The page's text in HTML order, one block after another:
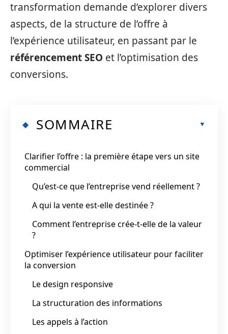
transformation demande d’explorer divers
aspects, de la structure de l’offre à
l’expérience utilisateur, en passant par le
référencement SEO et l’optimisation des
conversions.
SOMMAIRE
Clarifier l’offre : la première étape vers un site
commercial
Qu’est-ce que l’entreprise vend réellement ?
A qui la vente est-elle destinée ?
Comment l’entreprise crée-t-elle de la valeur
?
Optimiser l’expérience utilisateur pour faciliter
la conversion
Le design responsive
La structuration des informations
Les appels à l’action